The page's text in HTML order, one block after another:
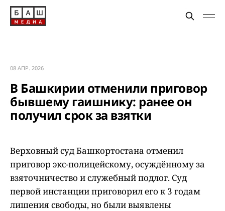
08 АПР. 2026
В Башкирии отменили приговор
бывшему гаишнику: ранее он
получил срок за взятки
Верховный суд Башкортостана отменил
приговор экс-полицейскому, осуждённому за
взяточничество и служебный подлог. Суд
первой инстанции приговорил его к 3 годам
лишения свободы, но были выявлены